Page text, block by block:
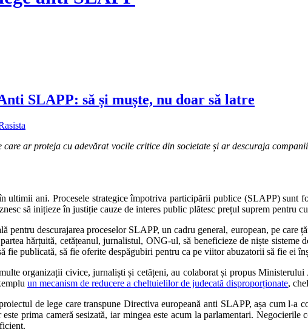
SLAPP: să și muște, nu doar să latre
ar proteja cu adevărat vocile critice din societate și ar descuraja
ultimii ani. Procesele strategice împotriva participării publice (SLAPP)
să inițieze în justiție cauze de interes public plătesc prețul suprem pentru
pentru descurajarea proceselor SLAPP, un cadru general, european, pe
hărțuită, cetățeanul, jurnalistul, ONG-ul, să beneficieze de niște sisteme
fie publicată, să fie oferite despăgubiri pentru ca pe viitor abuzatorii să fie ei
organizații civice, jurnaliști și cetățeni, au colaborat și propus Ministerului
un mecanism de reducere a cheltuielilor de judecată disproporționate,
de lege care transpune Directiva europeană anti SLAPP, așa cum l-
prima cameră sesizată, iar mingea este acum la parlamentari.